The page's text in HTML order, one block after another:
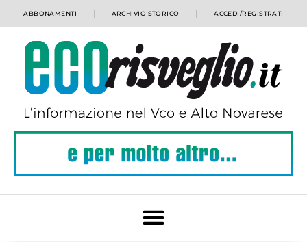
ABBONAMENTI ARCHIVIO STORICO ACCEDI/REGISTRATI